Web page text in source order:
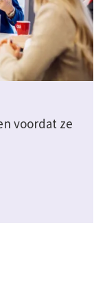
voordat ze